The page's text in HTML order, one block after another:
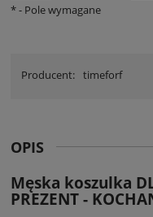
*- Pole wymagane
Producent: timeforf
OPIS
Męska koszulka
PREZENT -